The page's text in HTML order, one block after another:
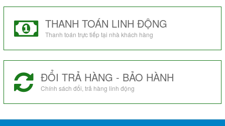
THANH TOÁN LINH ĐỘNG
Thanh toán trực tiếp tại nhà khách hàng
ĐỔI TRẢ HÀNG - BẢO HÀNH
Chính sách đổi, trả hàng linh động